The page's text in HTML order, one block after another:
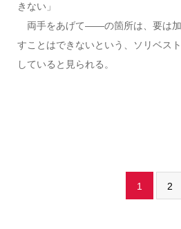
きない」
両手をあげて――の箇所は、要は加
すことはできないという、ソリベス
していると見られる。
1 2